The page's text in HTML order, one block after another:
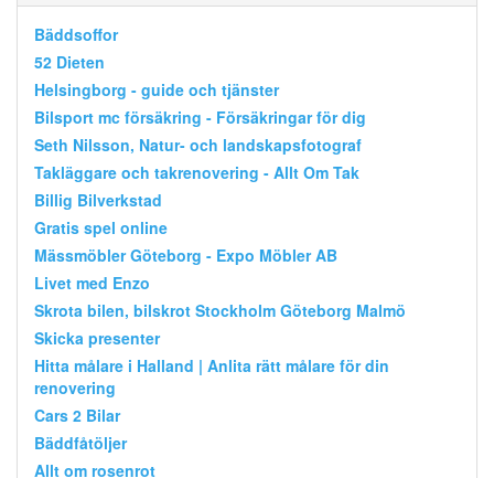
Bäddsoffor
52 Dieten
Helsingborg - guide och tjänster
Bilsport mc försäkring - Försäkringar för dig
Seth Nilsson, Natur- och landskapsfotograf
Takläggare och takrenovering - Allt Om Tak
Billig Bilverkstad
Gratis spel online
Mässmöbler Göteborg - Expo Möbler AB
Livet med Enzo
Skrota bilen, bilskrot Stockholm Göteborg Malmö
Skicka presenter
Hitta målare i Halland | Anlita rätt målare för din
renovering
Cars 2 Bilar
Bäddfåtöljer
Allt om rosenrot